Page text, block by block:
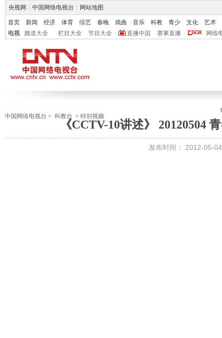
央视网 中国网络电视台 网站地图
首页 新闻 经济 体育 综艺 春晚 戏曲 音乐 科教 青少 文化
艺术
电视
频道大全 栏目大全 节目大全 直播中国 赛事直播 网络
中国网络电视台 > 科教台 > 特别视频
《CCTV-10讲述》 20120504
发布时间： 2012-05-